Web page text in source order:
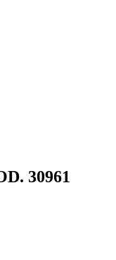
30961